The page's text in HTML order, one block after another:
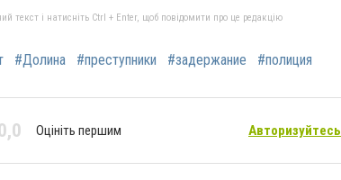
текст і натисніть Ctrl + Enter, щоб повідомити про це редакцію
#Долина #преступники #задержание #полиция
Оцініть першим Авторизуйтесь